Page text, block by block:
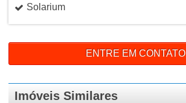
Solarium
ENTRE EM CONTATO
Imóveis Similares